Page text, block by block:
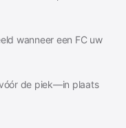
wanneer een FC uw
de piek—in plaats